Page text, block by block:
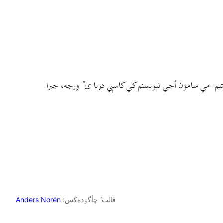
مي سامؤن أجي نيويسنم کي کاسپي دريا ی ٚ ورجه، جيرا
قالب ٚ چأگۊده‌کس: Anders Norén